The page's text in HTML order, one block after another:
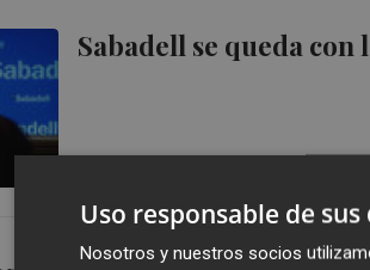
Sabadell se queda
Uso responsable de sus
Nosotros y nuestros socios